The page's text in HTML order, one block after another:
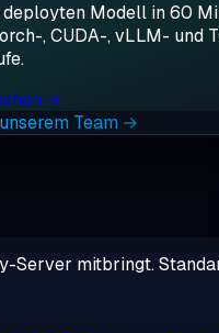
deployten Modell in 60
, CUDA-, vLLM- und
→
Team →
Server mitbringt.